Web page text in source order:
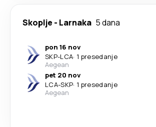
Skoplje - Larnaka 5 dana
pon 16 nov
SKP-LCA· 1 presedanje
Aegean
pet 20 nov
LCA-SKP· 1 presedanje
Aegean